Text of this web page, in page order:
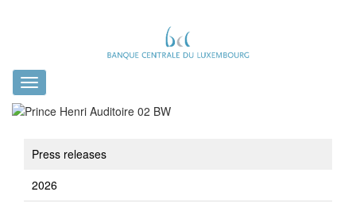
Toggle
navigation
Press releases
2026